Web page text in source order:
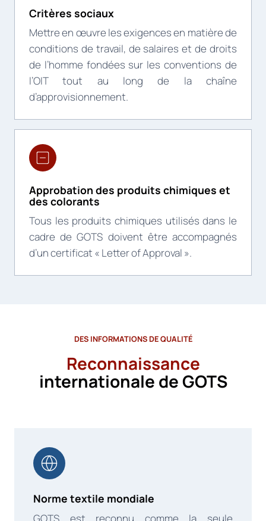
Critères sociaux
Mettre en œuvre les exigences en matière de
conditions de travail, de salaires et de droits
de l’homme fondées sur les conventions de
l’OIT tout au long de la chaîne
d’approvisionnement.
Approbation des produits chimiques et
des colorants
Tous les produits chimiques utilisés dans le
cadre de GOTS doivent être accompagnés
d’un certificat « Letter of Approval ».
DES INFORMATIONS DE QUALITÉ
Reconnaissance
internationale de GOTS
Norme textile mondiale
GOTS est reconnu comme la seule